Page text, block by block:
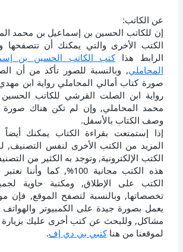
عن الكاتب:
إن للكاتب الحسين بن إسماعيل بن محمد
الكتب الأخرى والتي يمكنك أن تتصفحها
الرابط هذاكتب الكاتب الحسين بن
المحاملي, وبالنسبة للصور تأكد من أن
صورة كتاب أمالي المحاملي رواية ابن
رواية ابن الصلت القرشي للكاتب
محمد المحاملي, وإن لم تكن هناك صورة
وصف الكتاب بالأسفل.
إذا إستمتعت بقراءة الكتاب يمكنك
المزيد من الكتب الأخرى لنفس التصنيف,
الكتب الإلكترونية, وتوجد به الكثير من
هذه الكتب مجانية 100%, كما
الكتب على الإطلاق, ومكتبة حاوية
يعمل بصورة جيدة على الكمبيوتر والهواتف
مشاكل, وللبحث عن كتب أخرى عليك بزيارة
لموقعنا من هناكتبي بي دي إف.